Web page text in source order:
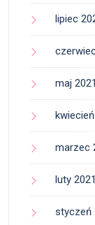
lipiec
maj 2021
marzec
luty 2021
styczeń